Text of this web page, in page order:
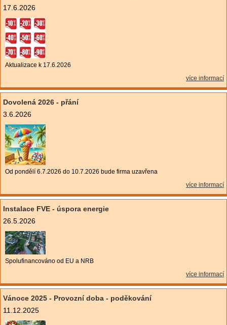
17.6.2026
Aktualizace k 17.6.2026
více informací
Dovolená 2026 - přání
3.6.2026
Od pondělí 6.7.2026 do 10.7.2026 bude firma uzavřena
více informací
Instalace FVE - úspora energie
26.5.2026
Spolufinancováno od EU a NRB
více informací
Vánoce 2025 - Provozní doba - poděkování
11.12.2025